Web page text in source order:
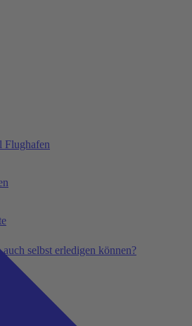
selbst erledigen können?
Flughafen